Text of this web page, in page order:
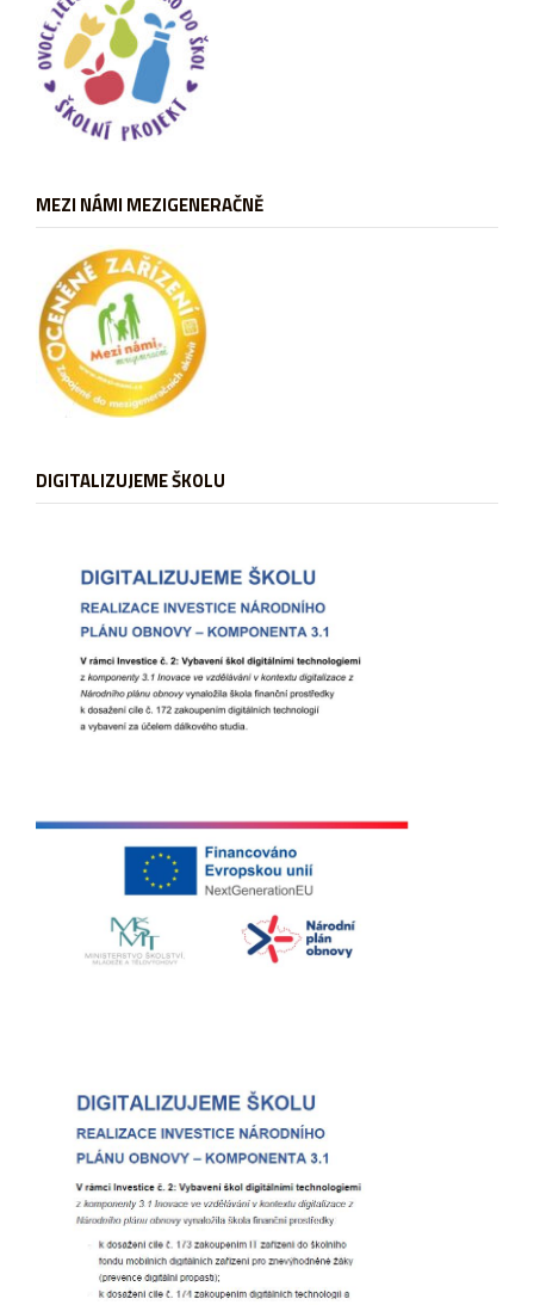
MEZI NÁMI MEZIGENERAČNĚ
DIGITALIZUJEME ŠKOLU